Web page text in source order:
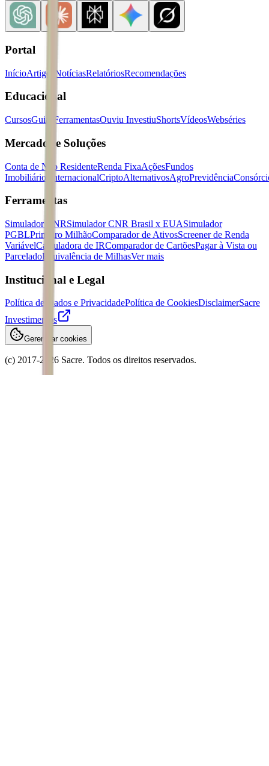
Portal
InícioArtigos NotíciasRelatóriosRecomendações
Educacional
CursosGuias FerramentasOuviu InvestiuShortsVídeosWebséries
Mercados e Soluções
Conta de Não ResidenteRenda FixaAçõesFundos
Imobiliários
InternacionalCriptoAlternativosAgroPrevidência
Ferramentas
Simulador CNRSimulador CNR Brasil x EUASimulador
PGBLPrimeiro MilhãoComparador de AtivosScreener de Renda
VariávelCalculadora de IRComparador de CartõesPagar à Vista ou
ParceladoEquivalência de MilhasVer mais
Institucional e Legal
Política de Dados e PrivacidadePolítica de CookiesDisclaimerSacre
Investimentos
Gerenciar cookies
(c) 2017-2026 Sacre. Todos os direitos reservados.